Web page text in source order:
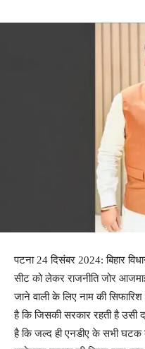
पटना 24 दिसंबर 2024: बिहार
सीट को लेकर राजनीति जोर
जाने वाली के लिए नाम की
है कि जिसकी सरकार रहती है उसी
है कि जल्द ही एनडीए के सभी